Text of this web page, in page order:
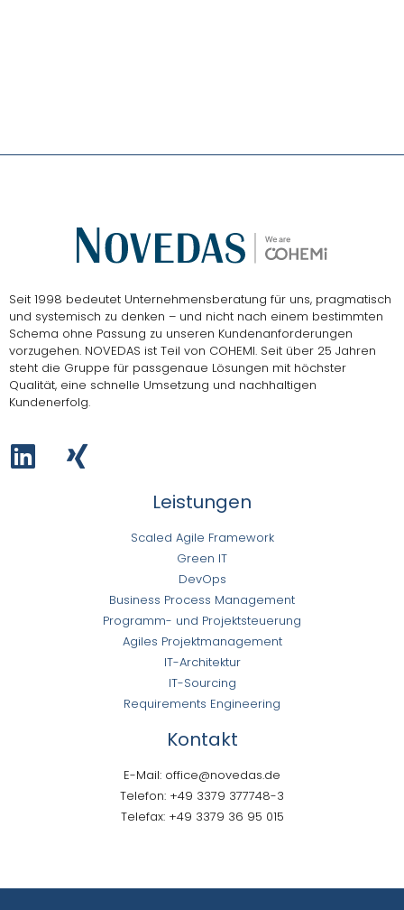
Seit 1998 bedeutet Unternehmensberatung für uns, pragmatisch
und systemisch zu denken – und nicht nach einem bestimmten
Schema ohne Passung zu unseren Kundenanforderungen
vorzugehen. NOVEDAS ist Teil von COHEMI. Seit über 25 Jahren
steht die Gruppe für passgenaue Lösungen mit höchster
Qualität, eine schnelle Umsetzung und nachhaltigen
Kundenerfolg.
Leistungen
Scaled Agile Framework
Green IT
DevOps
Business Process Management
Programm- und Projektsteuerung
Agiles Projektmanagement
IT-Architektur
IT-Sourcing
Requirements Engineering
Kontakt
E-Mail: office@novedas.de
Telefon: +49 3379 377748-3
Telefax: +49 3379 36 95 015